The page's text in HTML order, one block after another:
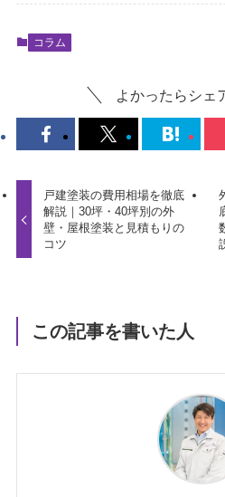
コラム
よかったらシェ
戸建塗装の費用相場を徹底
解説｜30坪・40坪別の外
壁・屋根塗装と見積もりの
コツ
この記事を書いた人